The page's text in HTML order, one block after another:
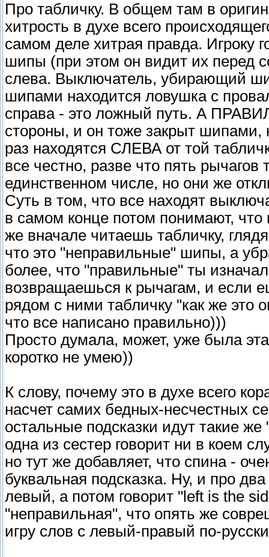
Про табличку. В общем там в
хитрость в духе всего
самом деле хитрая правда. Игроку
шипы (при этом он видит их перед
слева. Выключатель, убирающий
шипами находится ловушка с
справа - это ложный путь. А
стороны, и он тоже закрыт шипами,
раз находятся СЛЕВА от той
все честно, разве что пять
единственном числе, но они же
Суть в том, что все находят
в самом конце потом понимают,
же вначале читаешь табличку,
что это "неправильные" шипы, а
более, что "правильные" ты
возвращаешься к рычагам, и если
рядом с ними табличку "как же это
что все написано правильно)))
Просто думала, может, уже была
коротко не умею))
К слову, почему это в духе всего
насчет самих бедных-несчестных
остальные подсказки идут такие
одна из сестер говорит ни в коем
но тут же добавляет, что спина -
буквальная подсказка. Ну, и про
левый, а потом говорит "left is the
"неправильная", что опять же
игру слов с левый-правый по-